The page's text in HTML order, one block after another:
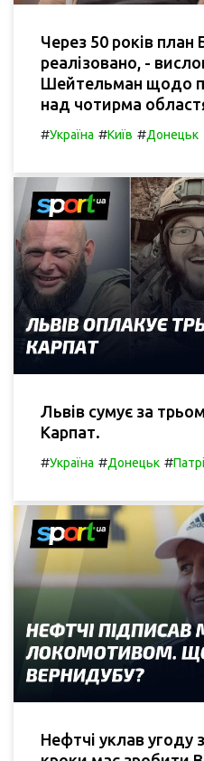
Через 50 років план
реалізовано, -
Шейтельман щодо
над чотирма
#Україна #Київ #Донецьк
Львів сумує за
Карпат.
#Україна #Донецьк #
Нефтчі уклав угоду